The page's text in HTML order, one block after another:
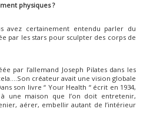
physiques ?
avez certainement entendu parler du
par les stars pour sculpter des corps de
par l’allemand Joseph Pilates dans les
créateur avait une vision globale
son livre “ Your Health “ écrit en 1934,
une maison que l’on doit entretenir,
aérer, embellir autant de l’intérieur